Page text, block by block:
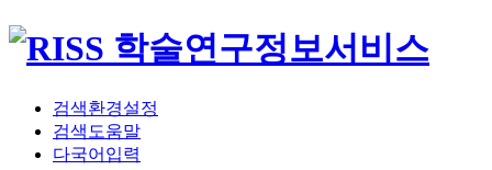
검색환경설정
검색도움말
다국어입력